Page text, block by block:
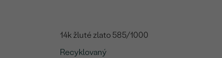
14k žluté zlato 585/1000
Recyklovaný